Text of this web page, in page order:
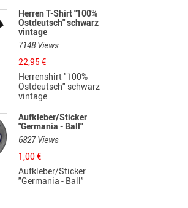
Herren T-Shirt "100%
Ostdeutsch" schwarz
vintage
7148 Views
22,95 €
Herrenshirt "100%
Ostdeutsch" schwarz
vintage
Aufkleber/Sticker
"Germania - Ball"
6827 Views
1,00€
Aufkleber/Sticker
"Germania - Ball"